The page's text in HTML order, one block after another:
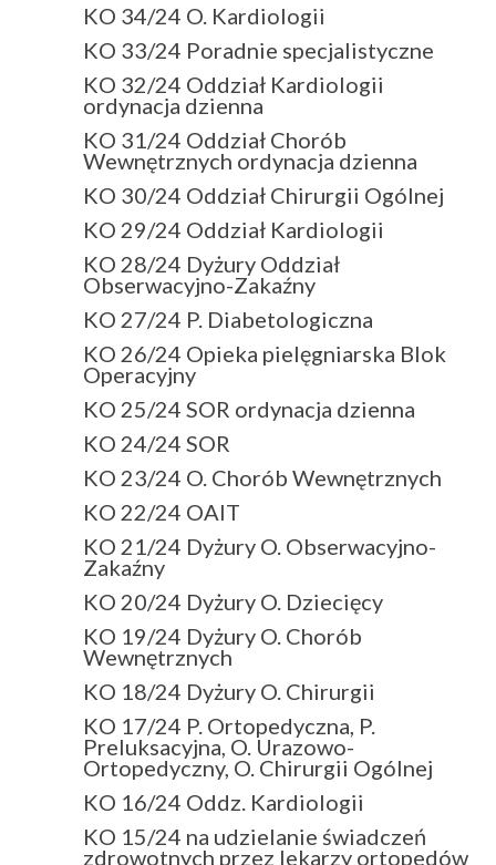
KO 34/24 O. Kardiologii
KO 33/24 Poradnie specjalistyczne
KO 32/24 Oddział Kardiologii
ordynacja dzienna
KO 31/24 Oddział Chorób
Wewnętrznych ordynacja dzienna
KO 30/24 Oddział Chirurgii Ogólnej
KO 29/24 Oddział Kardiologii
KO 28/24 Dyżury Oddział
Obserwacyjno-Zakaźny
KO 27/24 P. Diabetologiczna
KO 26/24 Opieka pielęgniarska Blok
Operacyjny
KO 25/24 SOR ordynacja dzienna
KO 24/24 SOR
KO 23/24 O. Chorób Wewnętrznych
KO 22/24 OAIT
KO 21/24 Dyżury O. Obserwacyjno-
Zakaźny
KO 20/24 Dyżury O. Dziecięcy
KO 19/24 Dyżury O. Chorób
Wewnętrznych
KO 18/24 Dyżury O. Chirurgii
KO 17/24 P. Ortopedyczna, P.
Preluksacyjna, O. Urazowo-
Ortopedyczny, O. Chirurgii Ogólnej
KO 16/24 Oddz. Kardiologii
KO 15/24 na udzielanie świadczeń
zdrowotnych przez lekarzy ortopedów